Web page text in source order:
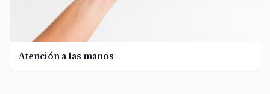
Atención a las manos